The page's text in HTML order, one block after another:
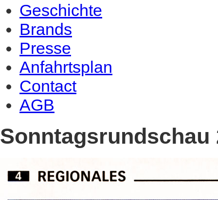
Geschichte
Brands
Presse
Anfahrtsplan
Contact
AGB
Sonntagsrundschau